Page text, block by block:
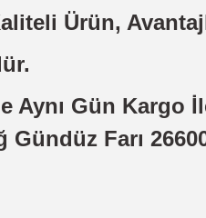
Ürün,
Aynı Gün Kargo
Farı